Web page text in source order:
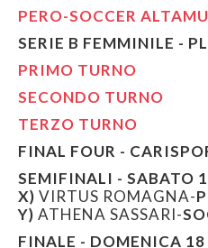
PERO-SOCCER
SERIE B FEMMINILE -
PRIMO TURNO
SECONDO TURNO
TERZO TURNO
FINAL FOUR -
SEMIFINALI - SABATO
X) VIRTUS ROMAGNA-
Y) ATHENA SASSARI-
FINALE - DOMENICA